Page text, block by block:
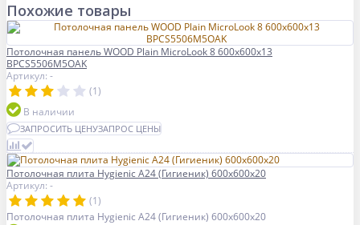
Похожие товары
Потолочная панель WOOD Plain MicroLook 8 600x600x13
BPCS5506M5OAK
Артикул: -
(1)
В наличии
ЗАПРОСИТЬ ЦЕНУЗАПРОС ЦЕНЫ
Потолочная плита Hygienic A24 (Гигиеник) 600x600x20
Артикул: -
(1)
Потолочная плита Hygienic A24 (Гигиеник) 600x600x20